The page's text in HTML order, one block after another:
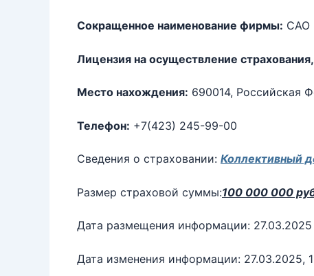
Сокращенное наименование фирмы: САО
Лицензия на осуществление страхования,
Место нахождения: 690014, Российская
Телефон: +7(423) 245-99-00
Сведения о страховании: Коллективный
Размер страховой суммы:100 000 000
Дата размещения информации: 27.03.2025
Дата изменения информации: 27.03.2025,